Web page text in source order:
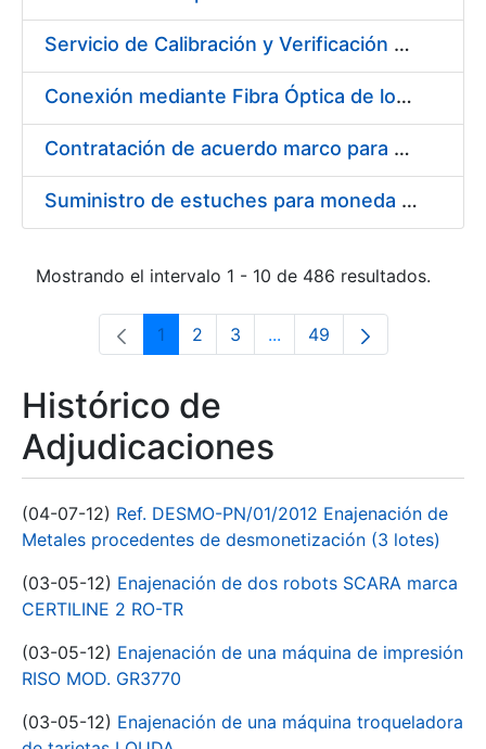
Servicio de Calibración y Verificación Externa de los Equipos de Medición del Servicio de Prevención de la FNMT-RCM
Conexión mediante Fibra Óptica de los Centros de Proceso de Datos (CPDs) de las sedes de la FNMT-RCM de Burgos y Madrid
Contratación de acuerdo marco para el Suministro de Material de Electricidad para la Fábrica Nacional de Moneda y Timbre-Real Casa de la Moneda en su centro de trabajo de Burgos
Suministro de estuches para moneda de 30 €
Mostrando el intervalo 1 - 10 de 486 resultados.
Página
1 Página
2 Página
3 ...Páginas intermedias Use
Página
49
Histórico de
Adjudicaciones
(04-07-12) Ref. DESMO-PN/01/2012 Enajenación de
Metales procedentes de desmonetización (3 lotes)
(03-05-12) Enajenación de dos robots SCARA marca
CERTILINE 2 RO-TR
(03-05-12) Enajenación de una máquina de impresión
RISO MOD. GR3770
(03-05-12) Enajenación de una máquina troqueladora